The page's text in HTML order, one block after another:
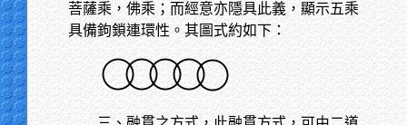
菩薩乘，佛乘；而經意亦隱具此義，顯示五乘
具備鉤鎖連環性。其圖式約如下：